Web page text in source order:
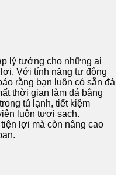
lý tưởng cho những ai
Với tính năng tự động
rằng bạn luôn có sẵn đá
thời gian làm đá bằng
tủ lạnh, tiết kiệm
luôn tươi sạch.
lợi mà còn nâng cao